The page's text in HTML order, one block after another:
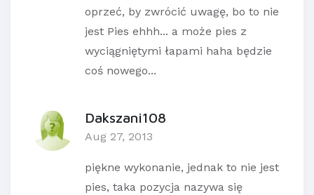
oprzeć, by zwrócić uwagę, bo to nie
jest Pies ehhh... a może pies z
wyciągniętymi łapami haha będzie
coś nowego...
Dakszani108
Aug 27, 2013
piękne wykonanie, jednak to nie jest
pies, taka pozycja nazywa się